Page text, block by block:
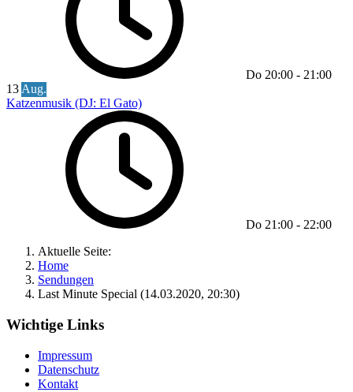
Do 20:00 - 21:00
13 Aug.
Katzenmusik (DJ: El Gato)
Do 21:00 - 22:00
Aktuelle Seite:
Home
Sendungen
Last Minute Special (14.03.2020, 20:30)
Wichtige Links
Impressum
Datenschutz
Kontakt